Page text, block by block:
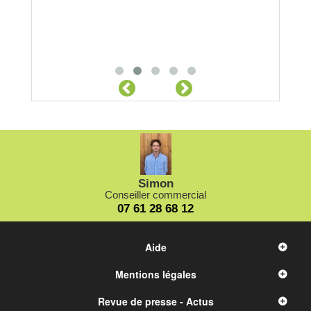
Simon
Conseiller commercial
07 61 28 68 12
Aide
Mentions légales
Revue de presse - Actus